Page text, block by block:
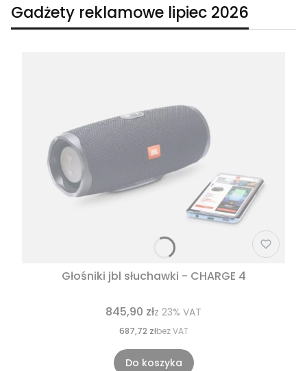
Gadżety reklamowe lipiec 2026
Głośniki jbl słuchawki - CHARGE 4
845,90 złz 23% VAT
687,72 złbez VAT
Do koszyka